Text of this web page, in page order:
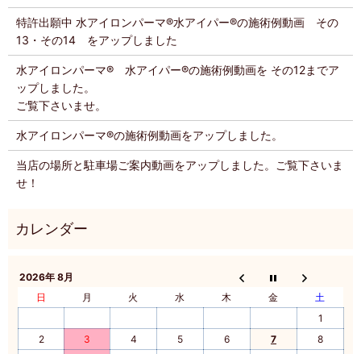
特許出願中 水アイロンパーマ®️水アイパー®️の施術例動画 その
13・その14 をアップしました
水アイロンパーマ®️ 水アイパー®️の施術例動画を その12までア
ップしました。
ご覧下さいませ。
水アイロンパーマ®️の施術例動画をアップしました。
当店の場所と駐車場ご案内動画をアップしました。ご覧下さいま
せ！
2026年 8月
日
月 火 水 木 金
土
1
2
3 4 5 6 7
8